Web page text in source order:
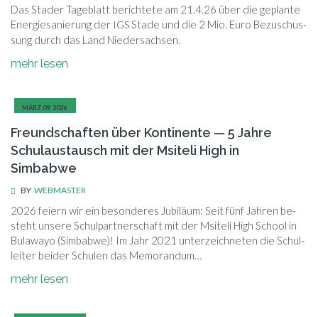
Das Stader Ta­ge­blatt be­rich­te­te am 21.4.26 über die ge­plan­te
En­er­gie­sa­nie­rung der IGSSta­de und die 2 Mio. Euro Be­zu­schus­
sung durch das Land Niedersachsen.
mehr le­sen
MÄRZ 09, 2026
Freundschaften über Kontinente — 5 Jahre
Schulaustausch mit der Msiteli High in
Simbabwe
BY WEBMASTER
2026 fei­ern wir ein be­son­de­res Ju­bi­lä­um: Seit fünf Jah­ren be­
steht un­se­re Schul­part­ner­schaft mit der Msi­te­li High School in
Bu­la­wayo (Sim­bab­we)! Im Jahr 2021 un­ter­zeich­ne­ten die Schul­
lei­ter bei­der Schu­len das Memorandum…
mehr le­sen